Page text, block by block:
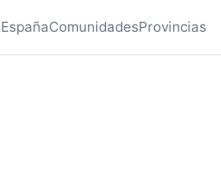
EspañaComunidadesProvincias